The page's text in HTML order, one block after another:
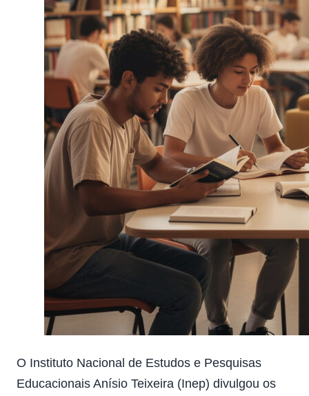
O Instituto Nacional de Estudos e Pesquisas
Educacionais Anísio Teixeira (Inep) divulgou os